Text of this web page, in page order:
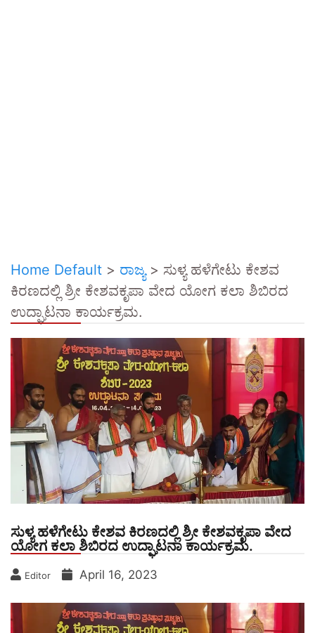
Home Default > ರಾಜ್ಯ> ಸುಳ್ಯ ಹಳೆಗೇಟು ಕೇಶವ
ಕಿರಣದಲ್ಲಿ ಶ್ರೀ ಕೇಶವಕೃಪಾ ವೇದ ಯೋಗ ಕಲಾ ಶಿಬಿರದ
ಉದ್ಘಾಟನಾ ಕಾರ್ಯಕ್ರಮ.
ಸುಳ್ಯ ಹಳೆಗೇಟು ಕೇಶವ ಕಿರಣದಲ್ಲಿ ಶ್ರೀ ಕೇಶವಕೃಪಾ ವೇದ
ಯೋಗ ಕಲಾ ಶಿಬಿರದ ಉದ್ಘಾಟನಾ ಕಾರ್ಯಕ್ರಮ.
Editor April 16, 2023